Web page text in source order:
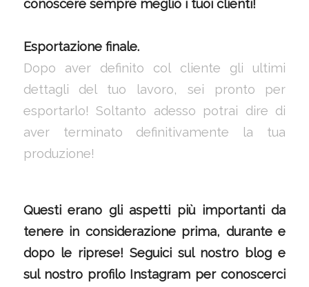
conoscere sempre meglio i tuoi clienti!
Esportazione finale.
Dopo aver definito col cliente gli ultimi
dettagli del tuo lavoro, sei pronto per
esportarlo! Soltanto adesso potrai dire di
aver terminato definitivamente la tua
produzione!
Questi erano gli aspetti più importanti da
tenere in considerazione prima, durante e
dopo le riprese! Seguici sul nostro blog e
sul nostro profilo Instagram per conoscerci